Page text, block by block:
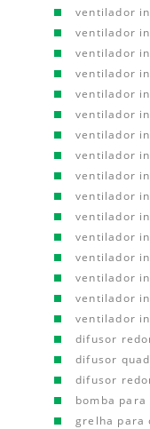
ventilador
ventilador
ventilador
ventilador
ventilador
ventilador
ventilador
ventilador
ventilador
ventilador
ventilador
ventilador
ventilador
ventilador
ventilador
ventilador
difusor
difusor
difusor
bomba
grelha para